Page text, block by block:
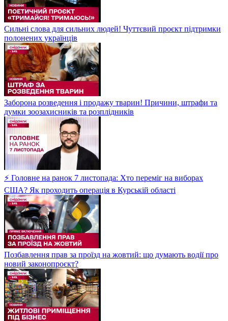
Сильні слова для сильних людей! Чуттєвий проєкт підтримки
полонених українців
Заборона розведення і продажу тварин! Причини, штрафи та
думки зоозахисників та розплідників
⚡ Головне на ранок 7 листопада: Хто переміг на виборах
США? Як проходить операція в Курській області
Позбавлення прав за проїзд на жовтий: що думають водії про
новий законопроєкт?